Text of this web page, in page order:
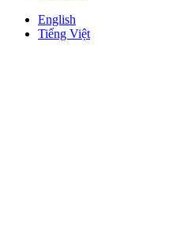
English
Tiếng Việt